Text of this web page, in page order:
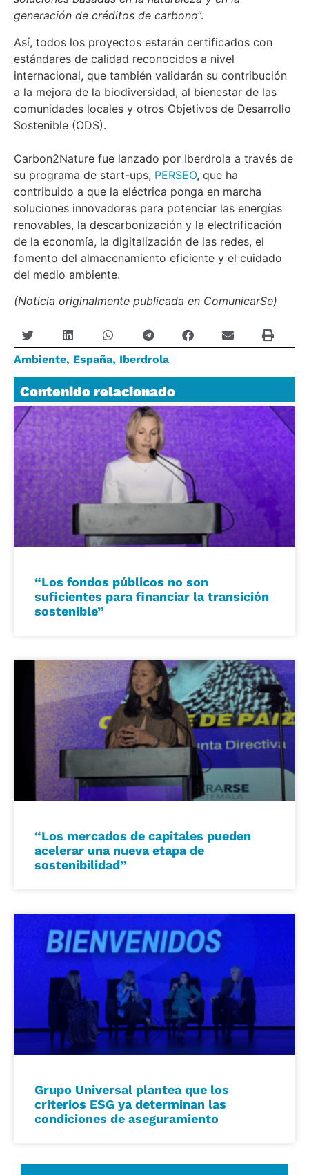
generación de créditos de carbono”.
Así, todos los proyectos estarán certificados con
estándares de calidad reconocidos a nivel
internacional, que también validarán su contribución
a la mejora de la biodiversidad, al bienestar de las
comunidades locales y otros Objetivos de Desarrollo
Sostenible (ODS).
Carbon2Nature fue lanzado por Iberdrola a través de
su programa de start-ups, PERSEO, que ha
contribuido a que la eléctrica ponga en marcha
soluciones innovadoras para potenciar las energías
renovables, la descarbonización y la electrificación
de la economía, la digitalización de las redes, el
fomento del almacenamiento eficiente y el cuidado
del medio ambiente.
(Noticia originalmente publicada en ComunicarSe)
Ambiente, España, Iberdrola
Contenido relacionado
“Los fondos públicos no son
suficientes para financiar la transición
sostenible”
“Los mercados de capitales pueden
acelerar una nueva etapa de
sostenibilidad”
Grupo Universal plantea que los
criterios ESG ya determinan las
condiciones de aseguramiento